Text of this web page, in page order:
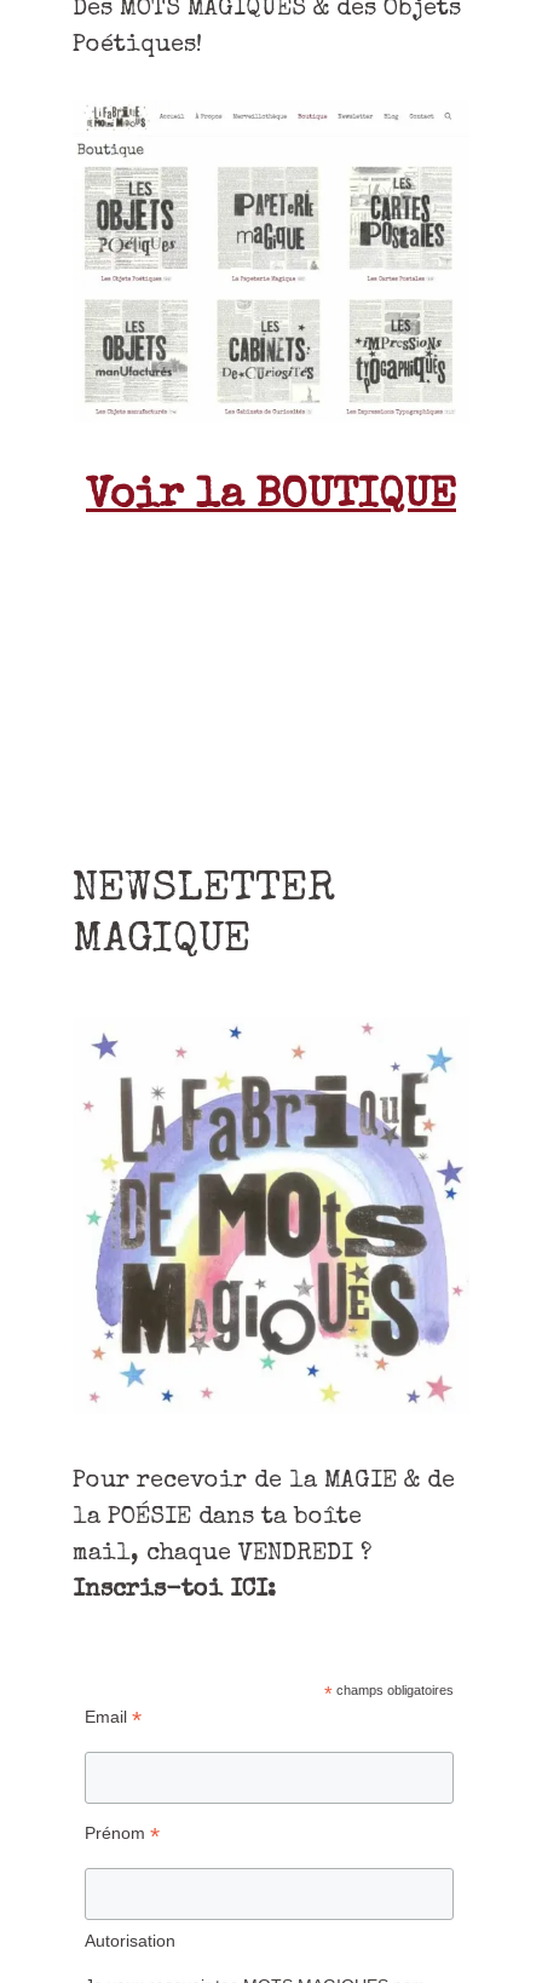
Des MOTS MAGIQUES & des Objets
Poétiques!
Voir la BOUTIQUE
NEWSLETTER
MAGIQUE
Pour recevoir de la MAGIE & de
la POÉSIE dans ta boîte
mail, chaque VENDREDI ?
Inscris-toi ICI:
* champs obligatoires
Email *
Prénom *
Autorisation